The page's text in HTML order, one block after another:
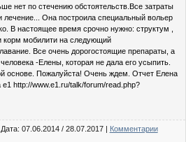
нет по стечению обстоятельств.Все затраты
лечение... Она построила специальный вольер
В настоящее время срочно нужно: структум ,
корм мобилити на следующий
Все очень дорогостоящие препараты, а
-Елены, которая не дала его усыпить.
основе. Пожалуйста! Очень ждем. Отчет Елена
http://www.e1.ru/talk/forum/read.php?
07.06.2014 / 28.07.2017| Комментарии